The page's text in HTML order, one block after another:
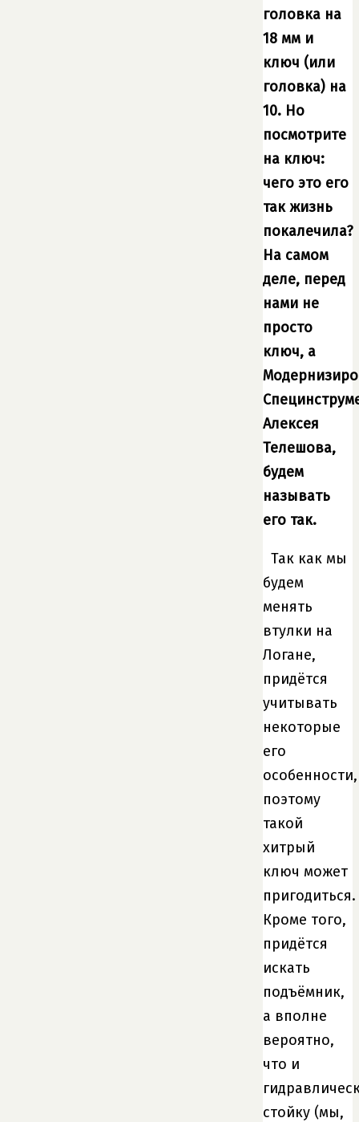
головка на
18 мм и
ключ (или
головка) на
10. Но
посмотрите
на ключ:
чего это его
так жизнь
покалечила?
На самом
деле, перед
нами не
просто
ключ, а
Алексея
Телешова,
будем
называть
его так.
Так как мы
будем
менять
втулки на
Логане,
придётся
учитывать
некоторые
его
особенности,
поэтому
такой
хитрый
ключ может
пригодиться.
Кроме того,
придётся
искать
подъёмник,
а вполне
вероятно,
что и
стойку (мы,